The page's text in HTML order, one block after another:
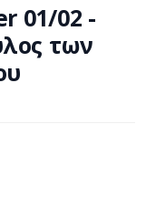
01/02 -
των